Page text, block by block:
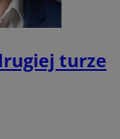
turze